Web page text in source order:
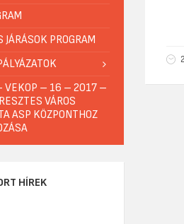
PROGRAM
VEKOP – 16 – 2017 –
VÁROS
ASP KÖZPONTHOZ
HÍREK